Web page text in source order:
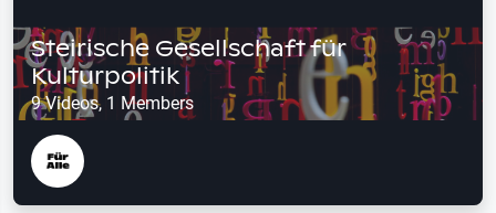
Steirische Gesellschaft für
Kulturpolitik
9 Videos, 1 Members